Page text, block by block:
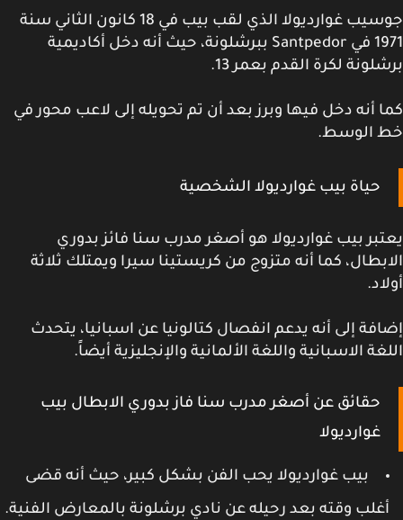
جوسيب غوارديولا الذي لقب بيب في 18 كانون الثاني سنة
1971 في Santpedor ببرشلونة، حيث أنه دخل أكاديمية
لكرة القدم بعمر 13.
أنه دخل فيها وبرز بعد أن تم تحويله إلى لاعب محور في
الوسط.
حياة بيب غوارديولا الشخصية
بيب غوارديولا هو أصغر مدرب سنا فائز بدوري
كما أنه متزوج من كريستينا سيرا ويمتلك ثلاثة
إلى أنه يدعم انفصال كتالونيا عن اسبانيا، يتحدث
الاسبانية واللغة الألمانية والإنجليزية أيضاً.
حقائق عن أصغر مدرب سنا فاز بدوري الابطال بيب
غوارديولا
بيب غوارديولا يحب الفن بشكل كبير، حيث أنه قضى
وقته بعد رحيله عن نادي برشلونة بالمعارض الفنية.